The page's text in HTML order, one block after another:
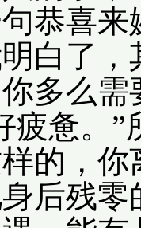
恭喜
白了
多么
疲惫。
的，
后残